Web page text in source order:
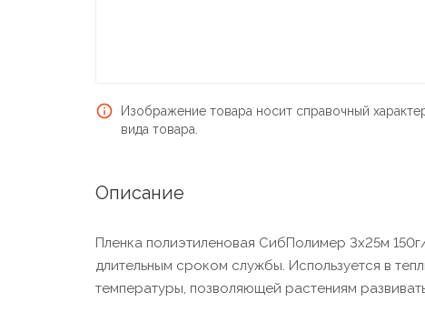
Изображение товара носит справочный
вида товара.
Описание
Пленка полиэтиленовая СибПолимер 3х25м
длительным сроком службы. Используется в
температуры, позволяющей растениям